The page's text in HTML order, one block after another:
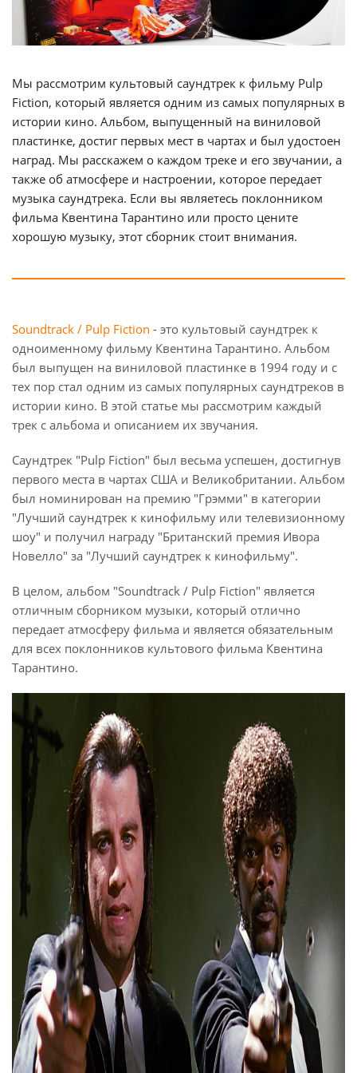
Мы рассмотрим культовый саундтрек к фильму Pulp
Fiction, который является одним из самых популярных в
истории кино. Альбом, выпущенный на виниловой
пластинке, достиг первых мест в чартах и был удостоен
наград. Мы расскажем о каждом треке и его звучании, а
также об атмосфере и настроении, которое передает
музыка саундтрека. Если вы являетесь поклонником
фильма Квентина Тарантино или просто цените
хорошую музыку, этот сборник стоит внимания.
Soundtrack / Pulp Fiction - это культовый саундтрек к
одноименному фильму Квентина Тарантино. Альбом
был выпущен на виниловой пластинке в 1994 году и с
тех пор стал одним из самых популярных саундтреков в
истории кино. В этой статье мы рассмотрим каждый
трек с альбома и описанием их звучания.
Саундтрек "Pulp Fiction" был весьма успешен, достигнув
первого места в чартах США и Великобритании. Альбом
был номинирован на премию "Грэмми" в категории
"Лучший саундтрек к кинофильму или телевизионному
шоу" и получил награду "Британский премия Ивора
Новелло" за "Лучший саундтрек к кинофильму".
В целом, альбом "Soundtrack / Pulp Fiction" является
отличным сборником музыки, который отлично
передает атмосферу фильма и является обязательным
для всех поклонников культового фильма Квентина
Тарантино.